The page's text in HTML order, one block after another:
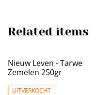
Related items
Nieuw Leven - Tarwe
Zemelen 250gr
UITVERKOCHT